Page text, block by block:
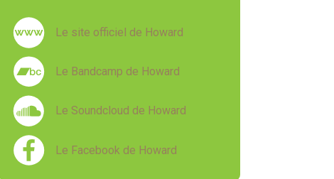
Le site officiel de Howard
Le Bandcamp de Howard
Le Soundcloud de Howard
Le Facebook de Howard